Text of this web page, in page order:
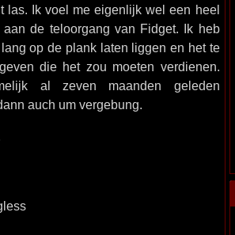
las. Ik voel me eigenlijk wel een heel
de teloorgang van Fidget. Ik heb
op de plank laten liggen en het te
die het zou moeten verdienen.
al zeven maanden geleden
auch um vergebung.